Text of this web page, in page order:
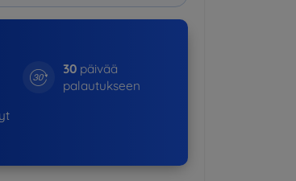
30päivää
palautukseen